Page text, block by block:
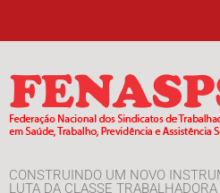
CONSTRUINDO UM NOVO
LUTA DA CLASSE TRABALHADORA